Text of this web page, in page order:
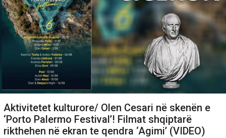
Aktivitetet kulturore/ Olen Cesari në skenën e
‘Porto Palermo Festival’! Filmat shqiptarë
rikthehen në ekran te qendra ‘Agimi’ (VIDEO)